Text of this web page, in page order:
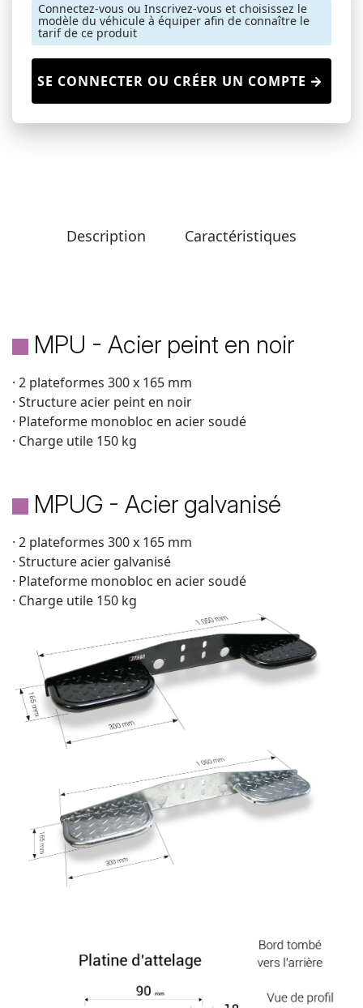
Connectez-vous ou Inscrivez-vous et choisissez le
modèle du véhicule à équiper afin de connaître le
tarif de ce produit
SE CONNECTER OU CRÉER UN COMPTE
Description Caractéristiques
MPU - Acier peint en noir
· 2 plateformes 300 x 165 mm
· Structure acier peint en noir
· Plateforme monobloc en acier soudé
· Charge utile 150 kg
MPUG - Acier galvanisé
· 2 plateformes 300 x 165 mm
· Structure acier galvanisé
· Plateforme monobloc en acier soudé
· Charge utile 150 kg